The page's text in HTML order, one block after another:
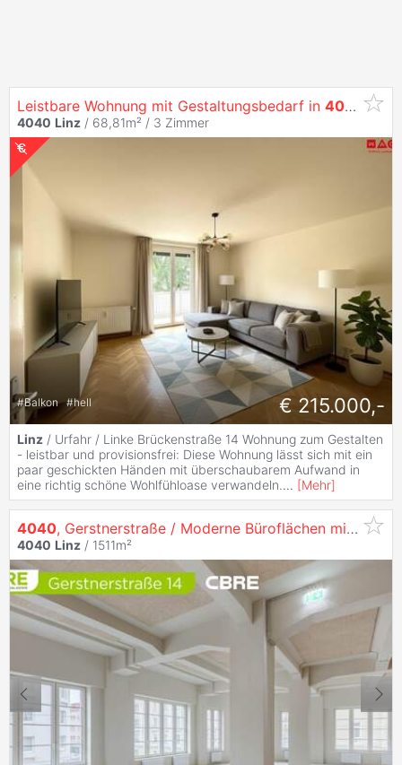
Leistbare Wohnung mit Gestaltungsbedarf in 4040
4040 Linz / 68,81m² / 3 Zimmer
#Balkon #hell € 215.000,-
Linz / Urfahr / Linke Brückenstraße 14 Wohnung zum Gestalten
- leistbar und provisionsfrei: Diese Wohnung lässt sich mit ein
paar geschickten Händen mit überschaubarem Aufwand in
eine richtig schöne Wohlfühloase verwandeln.... [Mehr]
4040, Gerstnerstraße / Moderne Büroflächen mit Einzigartigem Flair auf 3 Ebenen in
4040 Linz / 1511m²